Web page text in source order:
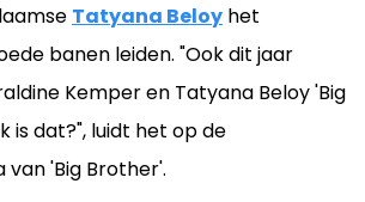
Tatyana Beloy het
banen leiden. "Ook dit jaar
Kemper en Tatyana Beloy 'Big
is dat?", luidt het op de
'Big Brother'.